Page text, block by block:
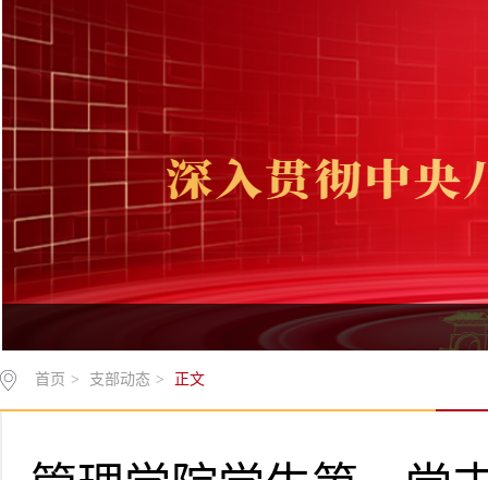
首页 > 支部动态 > 正文